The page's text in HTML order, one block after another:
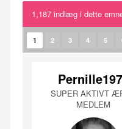
1,187 indlæg i dette
1 2 3 4 5
SUPER AKTIVT
MEDLEM